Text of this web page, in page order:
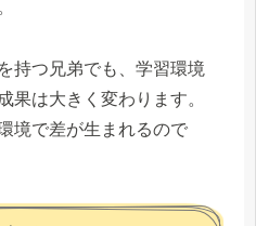
持つ兄弟でも、学習環境
果は大きく変わります。
境で差が生まれるので